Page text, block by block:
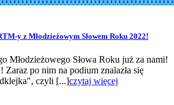
y z Młodzieżowym Słowem Roku 2022!
Młodzieżowego Słowa Roku już za nami!
Zaraz po nim na podium znalazła się
czyli [...]czytaj więcej